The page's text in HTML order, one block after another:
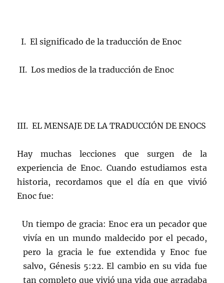
I. El significado de la traducción de Enoc
II. Los medios de la traducción de Enoc
III. EL MENSAJE DE LA TRADUCCIÓN DE ENOCS
Hay muchas lecciones que surgen de la
experiencia de Enoc. Cuando estudiamos esta
historia, recordamos que el día en que vivió
Enoc fue:
Un tiempo de gracia: Enoc era un pecador que
vivía en un mundo maldecido por el pecado,
pero la gracia le fue extendida y Enoc fue
salvo, Génesis 5:22. El cambio en su vida fue
tan completo que vivió una vida que agradaba